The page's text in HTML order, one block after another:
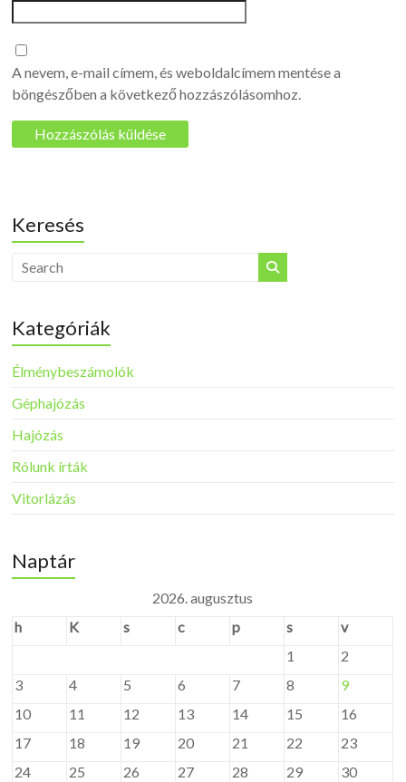
A nevem, e-mail címem, és weboldalcímem mentése a
böngészőben a következő hozzászólásomhoz.
Keresés
Kategóriák
Élménybeszámolók
Géphajózás
Hajózás
Rólunk írták
Vitorlázás
Naptár
2026. augusztus
h
K s c p s
v
1
2
3
4 5 6 7 8
9
10
11 12 13 14 15
16
17
18 19 20 21 22
23
24
25 26 27 28 29
30